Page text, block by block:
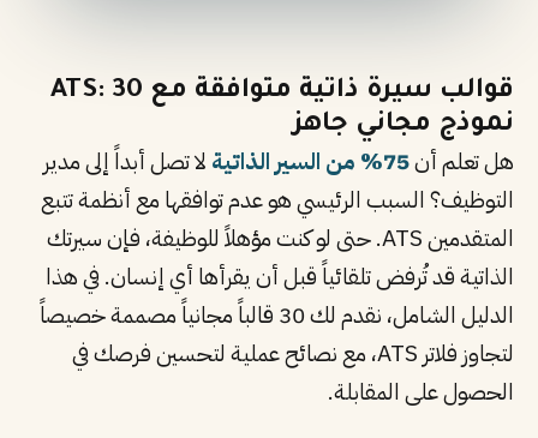
قوالب سيرة ذاتية متوافقة مع ATS: 30
نموذج مجاني جاهز
هل تعلم أن75% من السير الذاتية
لا تصل أبداً إلى مدير
التوظيف؟ السبب الرئيسي هو عدم توافقها مع أنظمة تتبع
المتقدمين ATS. حتى لو كنت مؤهلاً للوظيفة، فإن سيرتك
الذاتية قد تُرفض تلقائياً قبل أن يقرأها أي إنسان. في هذا
الدليل الشامل، نقدم لك 30 قالباً مجانياً مصممة خصيصاً
لتجاوز فلاتر ATS، مع نصائح عملية لتحسين فرصك في
الحصول على المقابلة.